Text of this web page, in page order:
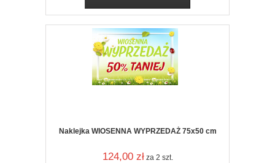
Naklejka WIOSENNA WYPRZEDAŻ 75x50 cm
124,00 złza 2 szt.